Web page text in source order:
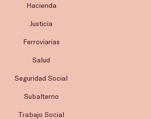
Hacienda
Justicia
Ferroviarias
Salud
Seguridad Social
Subalterno
Trabajo Social